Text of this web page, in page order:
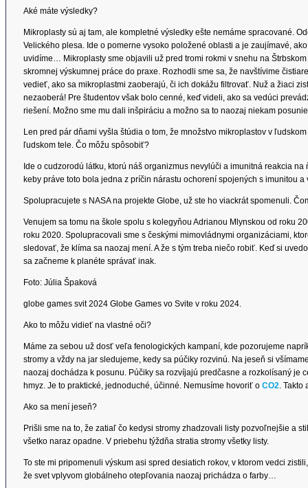
Aké máte výsledky?
Mikroplasty sú aj tam, ale kompletné výsledky ešte nemáme spracované.
Velického plesa. Ide o pomerne vysoko položené oblasti a je zaujímavé,
uvidíme… Mikroplasty sme objavili už pred tromi rokmi v snehu na
skromnej výskumnej práce do praxe. Rozhodli sme sa, že navštívime
vedieť, ako sa mikroplastmi zaoberajú, či ich dokážu filtrovať. Nuž a žiaci
nezaoberá! Pre študentov však bolo cenné, keď videli, ako sa vedúci
riešení. Možno sme mu dali inšpiráciu a možno sa to naozaj niekam
Len pred pár dňami vyšla štúdia o tom, že množstvo mikroplastov v
ľudskom tele. Čo môžu spôsobiť?
Ide o cudzorodú látku, ktorú náš organizmus nevylúči a imunitná reakcia
keby práve toto bola jedna z príčin nárastu ochorení spojených s imunitou
Spolupracujete s NASA na projekte Globe, už ste ho viackrát spomenuli.
Venujem sa tomu na škole spolu s kolegyňou Adrianou Mlynskou od roku
roku 2020. Spolupracovali sme s českými mimovládnymi organizáciami,
sledovať, že klíma sa naozaj mení. A že s tým treba niečo robiť. Keď si
sa začneme k planéte správať inak.
Foto: Júlia Špaková
globe games svit 2024 Globe Games vo Svite v roku 2024.
Ako to môžu vidieť na vlastné oči?
Máme za sebou už dosť veľa fenologických kampaní, kde pozorujeme
stromy a vždy na jar sledujeme, kedy sa púčiky rozvinú. Na jeseň si
naozaj dochádza k posunu. Púčiky sa rozvíjajú predčasne a rozkolísaný je
hmyz. Je to praktické, jednoduché, účinné. Nemusíme hovoriť o CO2. Takto
Ako sa mení jeseň?
Prišli sme na to, že zatiaľ čo kedysi stromy zhadzovali listy pozvoľnejšie a
všetko naraz opadne. V priebehu týždňa stratia stromy všetky listy.
To ste mi pripomenuli výskum asi spred desiatich rokov, v ktorom vedci
že svet vplyvom globálneho otepľovania naozaj prichádza o farby…